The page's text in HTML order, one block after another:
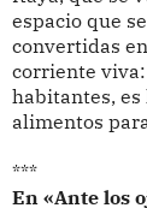
espacio que
convertidas
corriente
habitantes, es
alimentos
***
En «Ante los